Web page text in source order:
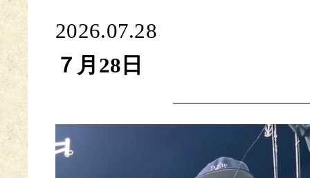
2026.07.28
７月28日